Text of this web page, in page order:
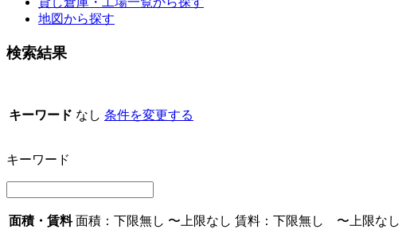
地図から探す
検索結果
キーワード なし 条件を変更する
キーワード
面積・賃料 面積： 下限無し 〜 上限なし 賃料： 下限無し 〜 上限なし